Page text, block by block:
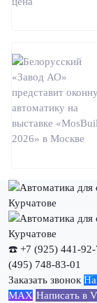
☎️ +7 (925) 441-92-
(495) 748-83-01
Заказать звонок
MAX Написать в